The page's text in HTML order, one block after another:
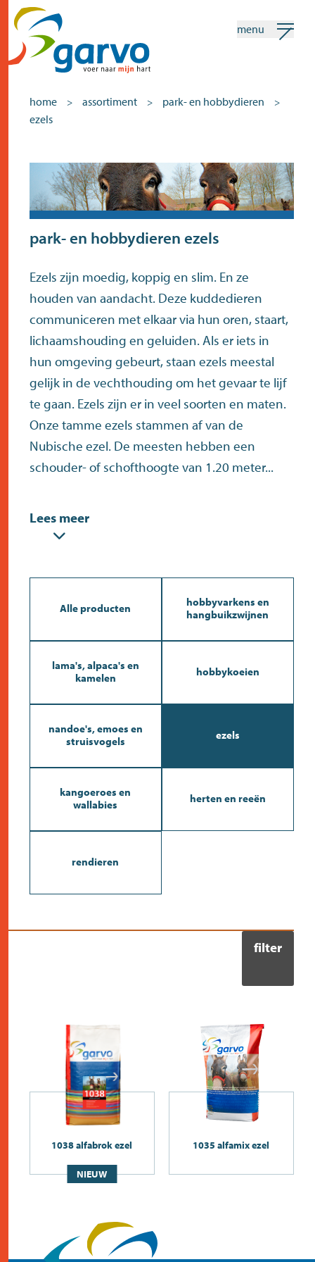
home
het hart
assortiment
nieuws
contact
menu
home > assortiment > park- en hobbydieren >
ezels
park- en hobbydieren ezels
Ezels zijn moedig, koppig en slim. En ze
houden van aandacht. Deze kuddedieren
communiceren met elkaar via hun oren, staart,
lichaamshouding en geluiden. Als er iets in
hun omgeving gebeurt, staan ezels meestal
gelijk in de vechthouding om het gevaar te lijf
te gaan. Ezels zijn er in veel soorten en maten.
Onze tamme ezels stammen af van de
Nubische ezel. De meesten hebben een
schouder- of schofthoogte van 1.20 meter...
Lees meer
Alle producten
hobbyvarkens en
hangbuikzwijnen
lama's, alpaca's en
kamelen
hobbykoeien
nandoe's, emoes en
struisvogels
ezels
kangoeroes en
wallabies
herten en reeën
rendieren
filter
1038 alfabrok ezel
NIEUW
1035 alfamix ezel